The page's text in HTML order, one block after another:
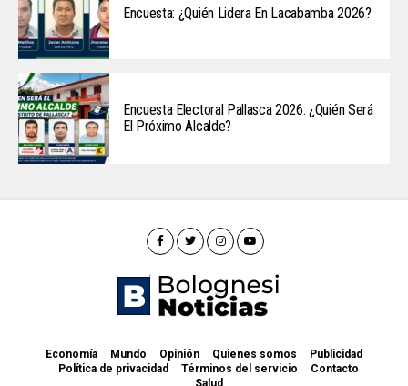
Encuesta: ¿Quién Lidera En Lacabamba 2026?
Encuesta Electoral Pallasca 2026: ¿Quién Será
El Próximo Alcalde?
Economía Mundo Opinión Quienes somos
Publicidad
Política de privacidad
Términos del servicio
Contacto
Salud